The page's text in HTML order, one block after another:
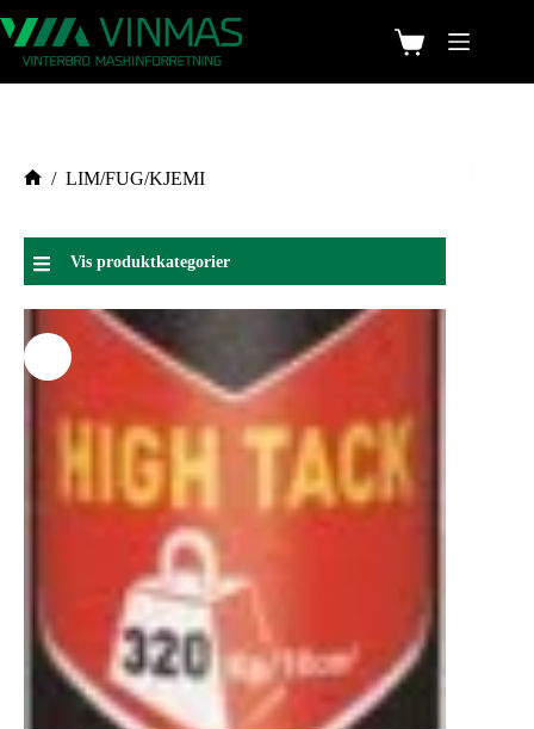
/ LIM/FUG/KJEMI
Vis produktkategorier